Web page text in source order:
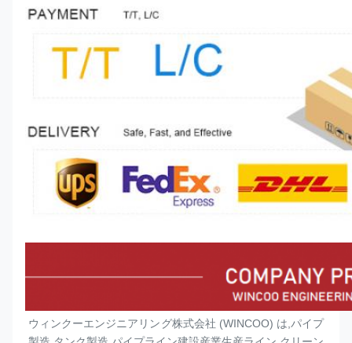
ウィンクーエンジニアリング株式会社 (WINCOO) は,パイプ